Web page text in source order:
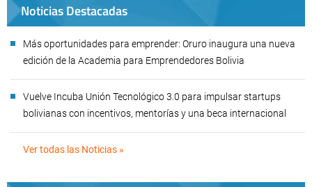
Noticias Destacadas
Más oportunidades para emprender: Oruro inaugura una nueva
edición de la Academia para Emprendedores Bolivia
Vuelve Incuba Unión Tecnológico 3.0 para impulsar startups
bolivianas con incentivos, mentorías y una beca internacional
Ver todas las Noticias »